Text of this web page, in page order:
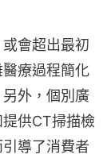
會超出最初
療過程簡化
外，個別廣
供CT掃描檢
導了消費者